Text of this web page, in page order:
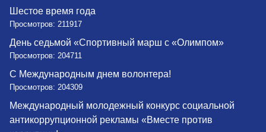
Шестое время года
Просмотров: 211917
День седьмой «Спортивный марш с «Олимпом»
Просмотров: 204711
С Международным днем волонтера!
Просмотров: 204309
Международный молодежный конкурс социальной
антикоррупционной рекламы «Вместе против